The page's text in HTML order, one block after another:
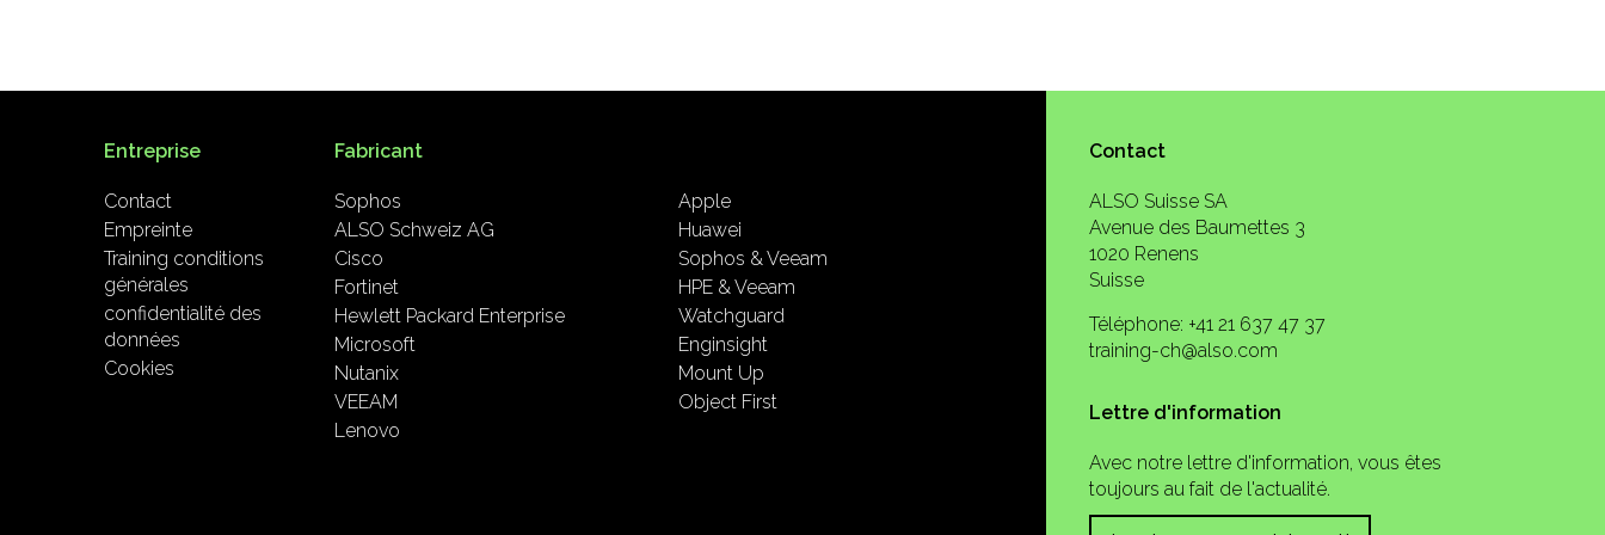
Contact
ALSO Suisse SA
Avenue des Baumettes 3
1020 Renens
Suisse
Téléphone: +41 21 637 47 37
training-ch@also.com
Lettre d'information
Avec notre lettre d'information, vous êtes
toujours au fait de l'actualité.
Entreprise
Contact
Empreinte
Training conditions
générales
confidentialité des
données
Cookies
Fabricant
Sophos
ALSO Schweiz AG
Cisco
Fortinet
Hewlett Packard Enterprise
Microsoft
Nutanix
VEEAM
Lenovo
Apple
Huawei
Sophos & Veeam
HPE & Veeam
Watchguard
Enginsight
Mount Up
Object First